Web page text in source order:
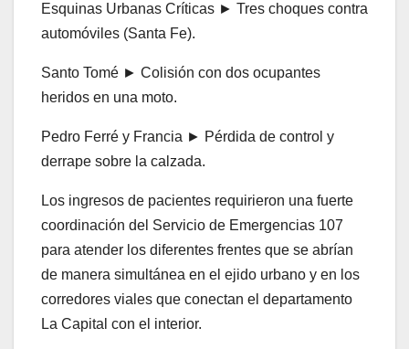
Esquinas Urbanas Críticas ► Tres choques contra
automóviles (Santa Fe).
Santo Tomé ► Colisión con dos ocupantes
heridos en una moto.
Pedro Ferré y Francia ► Pérdida de control y
derrape sobre la calzada.
Los ingresos de pacientes requirieron una fuerte
coordinación del Servicio de Emergencias 107
para atender los diferentes frentes que se abrían
de manera simultánea en el ejido urbano y en los
corredores viales que conectan el departamento
La Capital con el interior.